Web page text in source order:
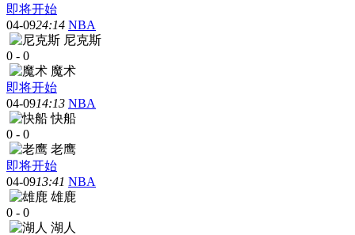
即将开始
04-0924:14 NBA
尼克斯
0 - 0
魔术
即将开始
04-0914:13 NBA
快船
0 - 0
老鹰
即将开始
04-0913:41 NBA
雄鹿
0 - 0
湖人